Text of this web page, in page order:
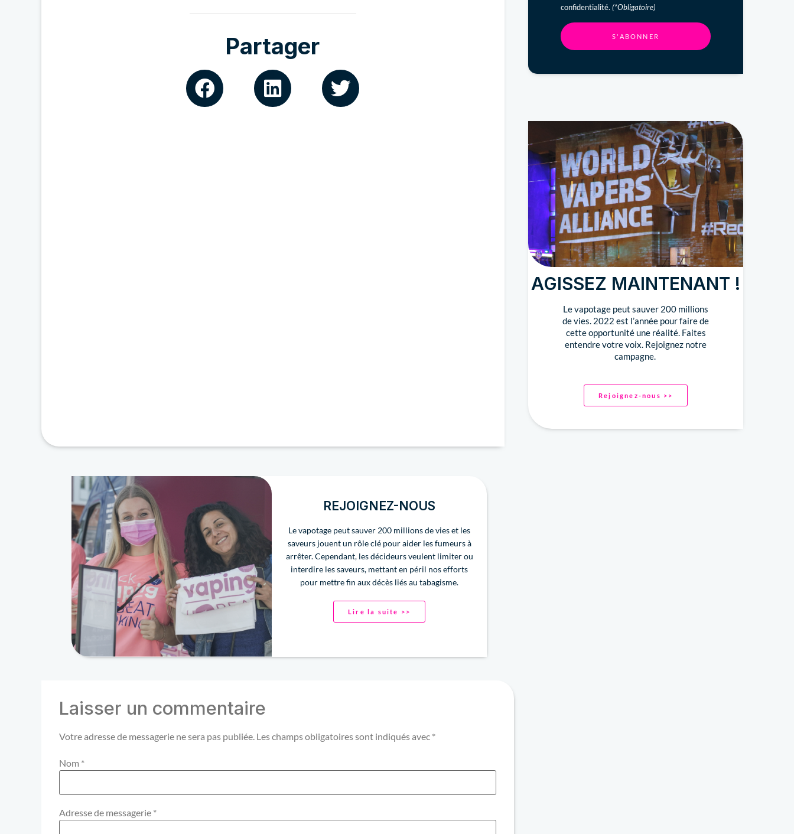
Partager
confidentialité. (*Obligatoire)
S'ABONNER
AGISSEZ MAINTENANT !
Le vapotage peut sauver 200 millions
de vies. 2022 est l’année pour faire de
cette opportunité une réalité. Faites
entendre votre voix. Rejoignez notre
campagne.
Rejoignez-nous >>
REJOIGNEZ-NOUS
Le vapotage peut sauver 200 millions de vies et les
saveurs jouent un rôle clé pour aider les fumeurs à
arrêter. Cependant, les décideurs veulent limiter ou
interdire les saveurs, mettant en péril nos efforts
pour mettre fin aux décès liés au tabagisme.
Lire la suite >>
Laisser un commentaire
Votre adresse de messagerie ne sera pas publiée. Les champs obligatoires sont indiqués avec *
Nom *
Adresse de messagerie *